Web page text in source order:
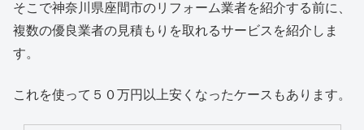
そこで神奈川県座間市のリフォーム業者を紹介する前に、
複数の優良業者の見積もりを取れるサービスを紹介しま
す。
これを使って５０万円以上安くなったケースもあります。